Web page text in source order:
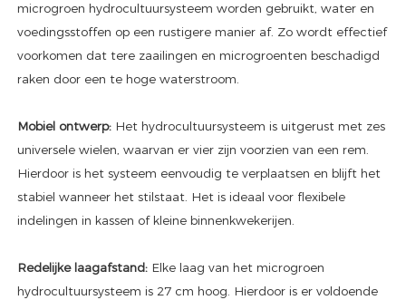
microgroen hydrocultuursysteem worden gebruikt, water en
voedingsstoffen op een rustigere manier af. Zo wordt effectief
voorkomen dat tere zaailingen en microgroenten beschadigd
raken door een te hoge waterstroom.
Mobiel ontwerp: Het hydrocultuursysteem is uitgerust met zes
universele wielen, waarvan er vier zijn voorzien van een rem.
Hierdoor is het systeem eenvoudig te verplaatsen en blijft het
stabiel wanneer het stilstaat. Het is ideaal voor flexibele
indelingen in kassen of kleine binnenkwekerijen.
Redelijke laagafstand: Elke laag van het microgroen
hydrocultuursysteem is 27 cm hoog. Hierdoor is er voldoende